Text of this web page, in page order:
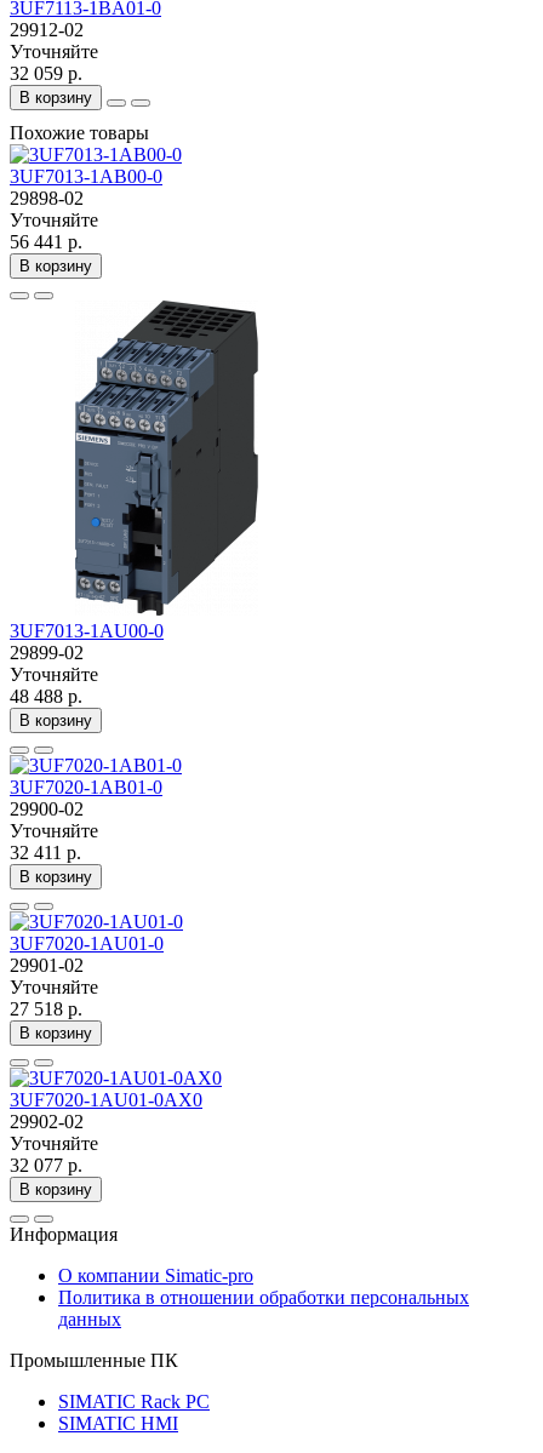
3UF7113-1BA01-0
29912-02
Уточняйте
32 059 р.
В корзину
Похожие товары
3UF7013-1AB00-0
29898-02
Уточняйте
56 441 р.
В корзину
3UF7013-1AU00-0
29899-02
Уточняйте
48 488 р.
В корзину
3UF7020-1AB01-0
29900-02
Уточняйте
32 411 р.
В корзину
3UF7020-1AU01-0
29901-02
Уточняйте
27 518 р.
В корзину
3UF7020-1AU01-0AX0
29902-02
Уточняйте
32 077 р.
В корзину
Информация
О компании Simatic-pro
Политика в отношении обработки персональных
данных
Промышленные ПК
SIMATIC Rack PC
SIMATIC HMI